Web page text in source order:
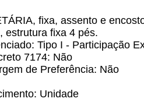
fixa, assento e
estrutura fixa 4 pés.
Tipo I - Participação
7174: Não
de Preferência: Não
Unidade